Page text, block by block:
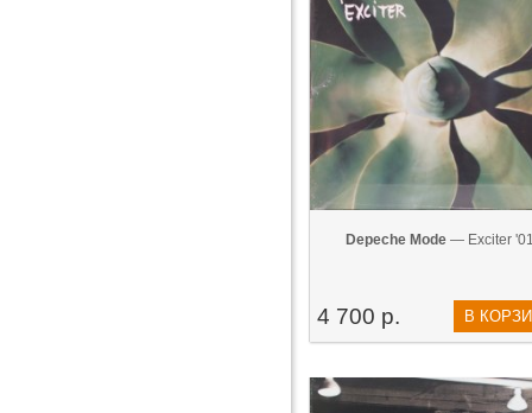
Depeche Mode — Exciter
4 700 р. В